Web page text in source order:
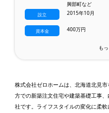
興部町など
設立 2015年10月
資本金 400万円
も
株式会社ゼロホームは、北海道北見
方での新築注文住宅や建築基礎工事
社です。ライフスタイルの変化に柔